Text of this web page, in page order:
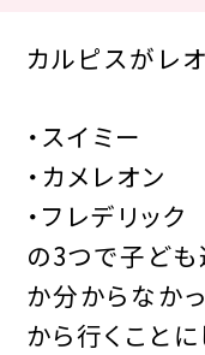
カルピスがレ
・スイミー
・カメレオン
・フレデリック
の3つで子ど
か分からなか
から行くこと